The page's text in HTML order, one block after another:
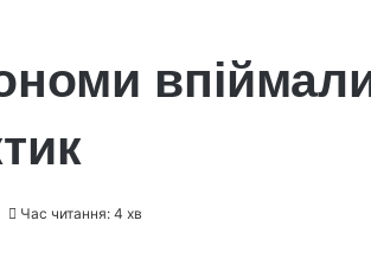
Час читання: 4 хв